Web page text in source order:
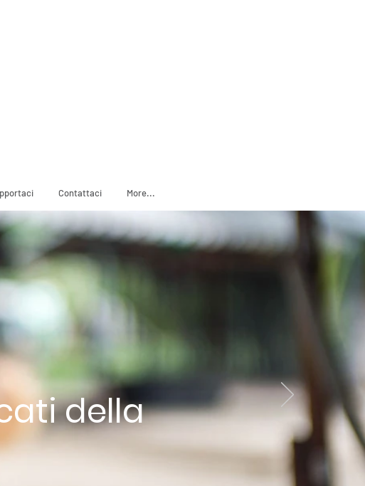
Contattaci More...
della